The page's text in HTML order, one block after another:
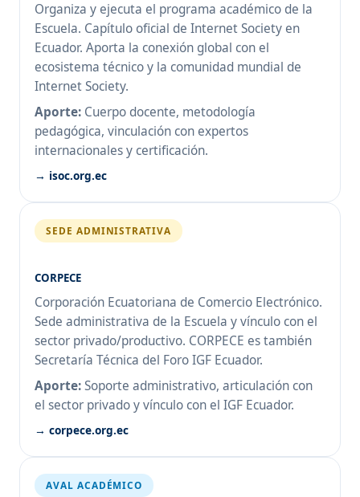
Organiza y ejecuta el programa académico de la
Escuela. Capítulo oficial de Internet Society en
Ecuador. Aporta la conexión global con el
ecosistema técnico y la comunidad mundial de
Internet Society.
Aporte: Cuerpo docente, metodología
pedagógica, vinculación con expertos
internacionales y certificación.
→ isoc.org.ec
SEDE ADMINISTRATIVA
CORPECE
Corporación Ecuatoriana de Comercio Electrónico.
Sede administrativa de la Escuela y vínculo con el
sector privado/productivo. CORPECE es también
Secretaría Técnica del Foro IGF Ecuador.
Aporte:Soporte administrativo, articulación con
el sector privado y vínculo con el IGF Ecuador.
→ corpece.org.ec
AVAL ACADÉMICO